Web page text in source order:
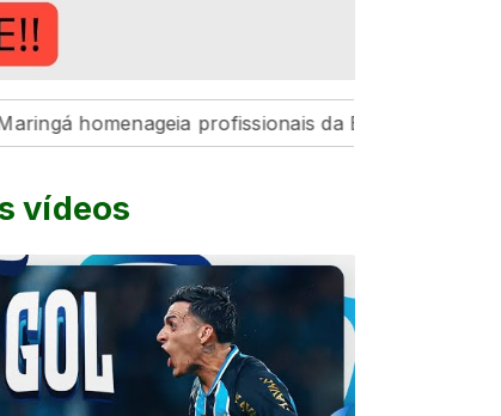
profissionais da Educação pelo
vídeos